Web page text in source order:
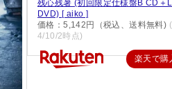
残心残暑 (初回限定仕様盤B CD＋
DVD) [ aiko ]
価格：5,142円（税込、送料無料)
4/10/2時点)
楽天で購